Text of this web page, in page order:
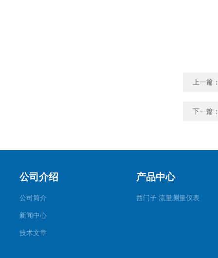
上一篇
下一篇
公司介绍
公司简介
新闻中心
技术文章
产品中心
西门子 流量测量仪表